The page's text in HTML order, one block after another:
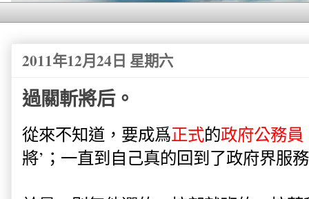
2011年12月24日 星期六
過關斬將后。
從來不知道，要成爲正式的政府公務員
將’；一直到自己真的回到了政府界服